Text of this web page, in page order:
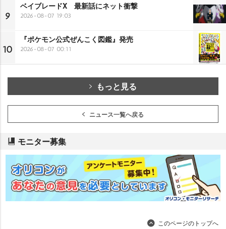
9
ベイブレードX 最新話にネット衝撃
2026-08-07 19:03
10
『ポケモン公式ぜんこく図鑑』発売
2026-08-07 00:11
もっと見る
ニュース一覧へ戻る
モニター募集
このページのトップへ